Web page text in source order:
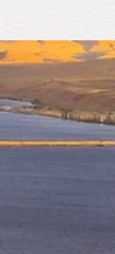
エネルギ
基づいた新
くのオプシ
を連携させ
定元帳関連
タ管理
量管理、請
関連のデー
効率的に管